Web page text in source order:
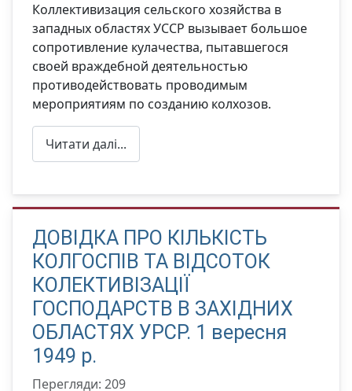
Коллективизация сельского хозяйства в
западных областях УССР вызывает большое
сопротивление кулачества, пытавшегося
своей враждебной деятельностью
противодействовать проводимым
мероприятиям по созданию колхозов.
Читати далі...
ДОВІДКА ПРО КІЛЬКІСТЬ
КОЛГОСПІВ ТА ВІДСОТОК
КОЛЕКТИВІЗАЦІЇ
ГОСПОДАРСТВ В ЗАХІДНИХ
ОБЛАСТЯХ УРСР. 1 вересня
1949 р.
Перегляди: 209